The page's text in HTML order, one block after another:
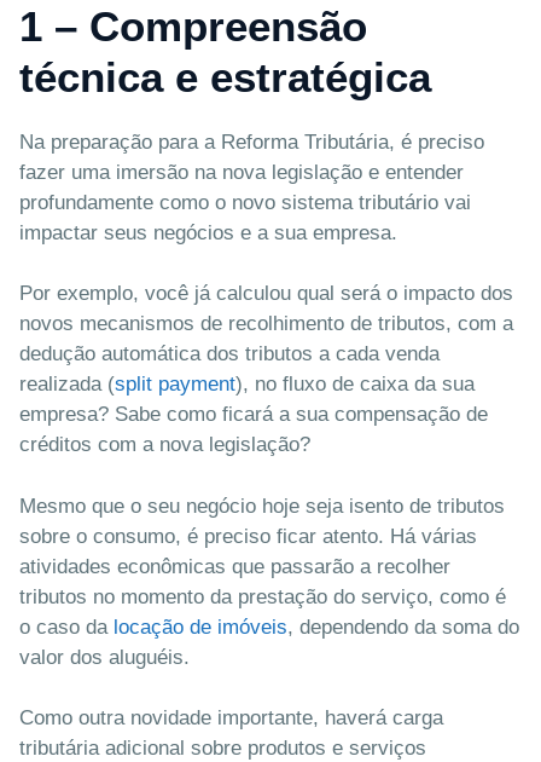
1 – Compreensão
técnica e estratégica
Na preparação para a Reforma Tributária, é preciso
fazer uma imersão na nova legislação e entender
profundamente como o novo sistema tributário vai
impactar seus negócios e a sua empresa.
Por exemplo, você já calculou qual será o impacto dos
novos mecanismos de recolhimento de tributos, com a
dedução automática dos tributos a cada venda
realizada (split payment), no fluxo de caixa da sua
empresa? Sabe como ficará a sua compensação de
créditos com a nova legislação?
Mesmo que o seu negócio hoje seja isento de tributos
sobre o consumo, é preciso ficar atento. Há várias
atividades econômicas que passarão a recolher
tributos no momento da prestação do serviço, como é
o caso da locação de imóveis, dependendo da soma do
valor dos aluguéis.
Como outra novidade importante, haverá carga
tributária adicional sobre produtos e serviços